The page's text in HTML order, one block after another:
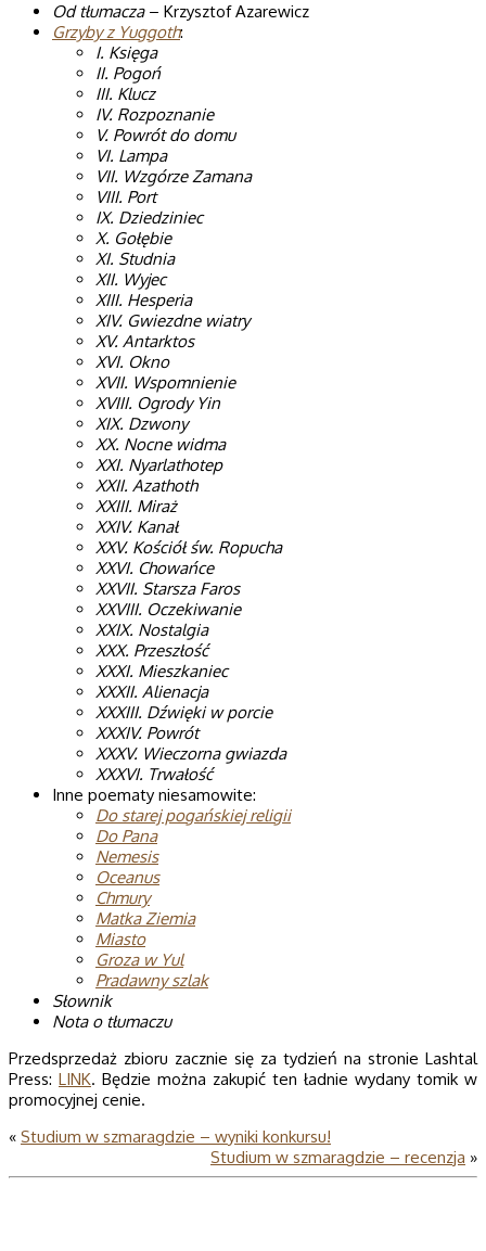
Od tłumacza – Krzysztof Azarewicz
Grzyby z Yuggoth:
I. Księga
II. Pogoń
III. Klucz
IV. Rozpoznanie
V. Powrót do domu
VI. Lampa
VII. Wzgórze Zamana
VIII. Port
IX. Dziedziniec
X. Gołębie
XI. Studnia
XII. Wyjec
XIII. Hesperia
XIV. Gwiezdne wiatry
XV. Antarktos
XVI. Okno
XVII. Wspomnienie
XVIII. Ogrody Yin
XIX. Dzwony
XX. Nocne widma
XXI. Nyarlathotep
XXII. Azathoth
XXIII. Miraż
XXIV. Kanał
XXV. Kościół św. Ropucha
XXVI. Chowańce
XXVII. Starsza Faros
XXVIII. Oczekiwanie
XXIX. Nostalgia
XXX. Przeszłość
XXXI. Mieszkaniec
XXXII. Alienacja
XXXIII. Dźwięki w porcie
XXXIV. Powrót
XXXV. Wieczorna gwiazda
XXXVI. Trwałość
Inne poematy niesamowite:
Do starej pogańskiej religii
Do Pana
Nemesis
Oceanus
Chmury
Matka Ziemia
Miasto
Groza w Yul
Pradawny szlak
Słownik
Nota o tłumaczu
Przedsprzedaż zbioru zacznie się za tydzień na stronie Lashtal
Press: LINK. Będzie można zakupić ten ładnie wydany tomik w
promocyjnej cenie.
« Studium w szmaragdzie – wyniki konkursu!
Studium w szmaragdzie – recenzja »